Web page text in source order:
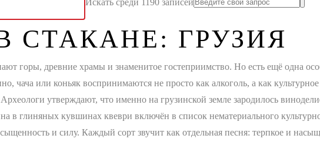
СТАКАНЕ: ГРУЗИЯ
горы, древние храмы и знаменитое гостеприимство. Но есть ещё одна
чача или коньяк воспринимаются не просто как алкоголь, а как
утверждают, что именно на грузинской земле зародилось
в глиняных кувшинах квеври включён в список нематериального
и силу. Каждый сорт звучит как отдельная песня: терпкое и